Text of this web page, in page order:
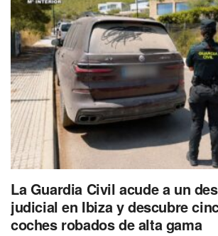
La Guardia Civil acude a un
judicial en Ibiza y descubre
coches robados de alta gama